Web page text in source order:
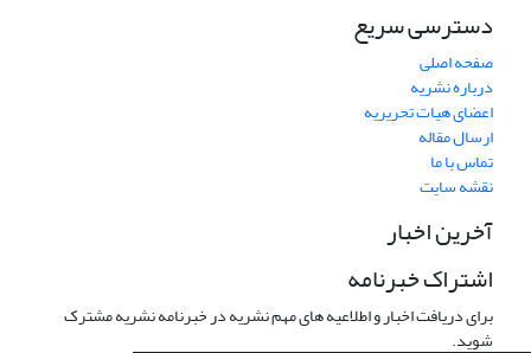
دسترسی سریع
صفحه اصلی
درباره نشریه
اعضای هیات تحریریه
ارسال مقاله
تماس با ما
نقشه سایت
آخرین اخبار
اشتراک خبرنامه
برای دریافت اخبار و اطلاعیه های مهم نشریه در خبرنامه نشریه مشترک
شوید.